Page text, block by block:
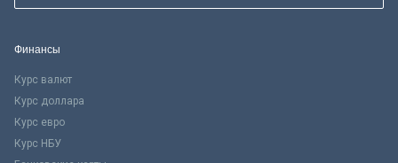
Финансы
Курс валют
Курс доллара
Курс евро
Курс НБУ